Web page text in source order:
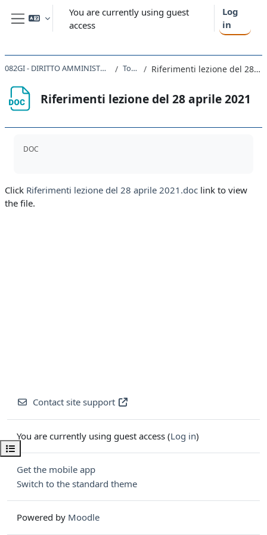
Skip to main content
Side panel
You are currently using guest
access
Log
in
Open course index
082GI - DIRITTO AMMINISTRATIVO 2020 Topic 6 Riferimenti lezione del 28 aprile 2021
Riferimenti lezione del 28 aprile 2021
DOC
Click Riferimenti lezione del 28 aprile 2021.doc link to view
the file.
Contact site support
You are currently using guest access (Log in)
Get the mobile app
Switch to the standard theme
Powered by Moodle